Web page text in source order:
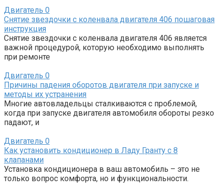
Двигатель 0
Снятие звездочки с коленвала двигателя 406 пошаговая
инструкция
Снятие звездочки с коленвала двигателя 406 является
важной процедурой, которую необходимо выполнять
при ремонте
Двигатель 0
Причины падения оборотов двигателя при запуске и
методы их устранения
Многие автовладельцы сталкиваются с проблемой,
когда при запуске двигателя автомобиля обороты резко
падают, и
Двигатель 0
Как установить кондиционер в Ладу Гранту с 8
клапанами
Установка кондиционера в ваш автомобиль – это не
только вопрос комфорта, но и функциональности.